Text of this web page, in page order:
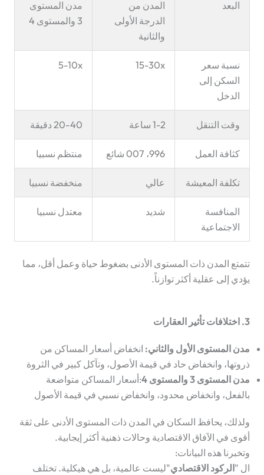
البعد
المدن من
الدرجة الأولى
والثانية
مدن المستوى
3 والمستوى 4
نسبة سعر
السكن إلى
الدخل
15-30x
5-10x
وقت التنقل 1-2 ساعة 20-40 دقيقة
كثافة العمل 996، 007 شائع منتظم نسبيا
تكلفة المعيشة عالي منخفضة نسبيا
المنافسة
الاجتماعية
شديد معتدل نسبيا
تتمتع المدن ذات المستوى الأدنى بضغوط حياة وعمل أقل، مما
يؤدي إلى عقلية أكثر توازناً.
3. اختلافات تأثير العقارات
مدن المستوى الأول والثاني: انخفاض أسعار المساكن من
ذروتها، وانخفاض حاد في قيمة الأصول، وتآكل كبير في الثروة
مدن المستوى 3 والمستوى 4
:أسعار المساكن متواضعة
بالفعل، وانخفاض محدود، وانخفاض نسبي في قيمة الأصول
ولذلك، يحافظ السكان في المدن ذات المستوى الأدنى على ثقة
أقوى في الآفاق الاقتصادية وحالات ذهنية أكثر إيجابية.
وتخبرنا هذه البيانات:
ال " الركود الاقتصادي"ليست عالمية، بل هي هيكلية. تختلف